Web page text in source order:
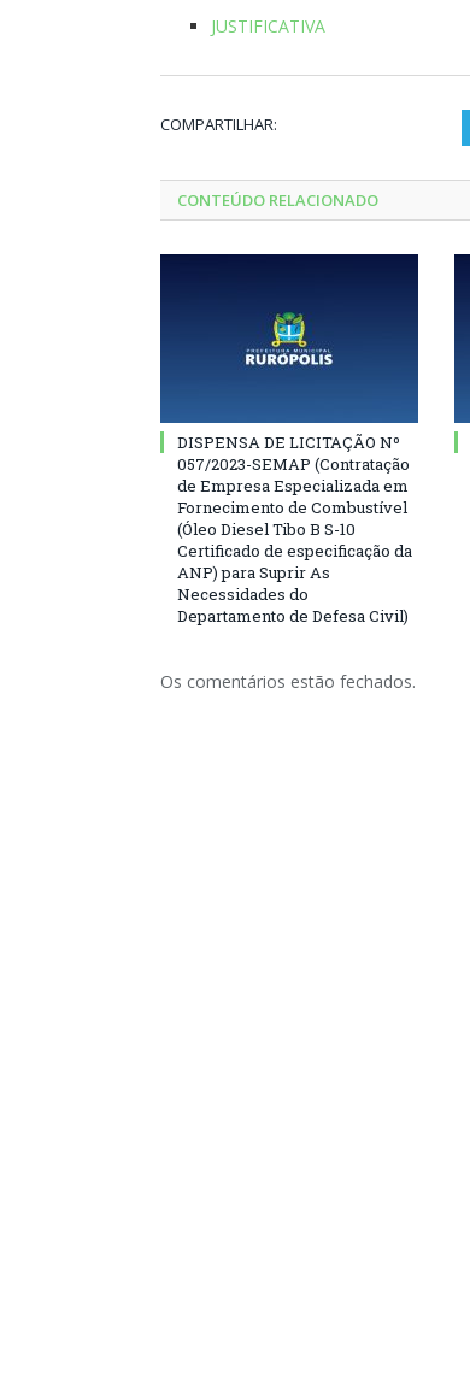
JUSTIFICATIVA
COMPARTILHAR:
CONTEÚDO RELACIONADO
DISPENSA DE LICITAÇÃO Nº
057/2023-SEMAP (Contratação
de Empresa Especializada em
Fornecimento de Combustível
(Óleo Diesel Tibo B S-10
Certificado de especificação da
ANP) para Suprir As
Necessidades do
Departamento de Defesa Civil)
Os comentários estão fechados.